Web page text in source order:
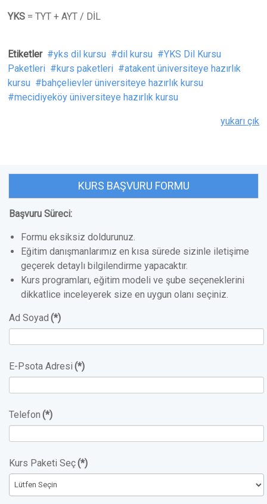
YKS= TYT + AYT / DİL
Etiketler yks dil kursu dil kursu
YKS Dil Kursu
Paketleri
kurs paketleri
atakent üniversiteye hazırlık
kursu
bahçelievler üniversiteye hazırlık kursu
mecidiyeköy üniversiteye hazırlık kursu
yukarı çık
KURS BAŞVURU FORMU
Başvuru Süreci:
Formu eksiksiz doldurunuz.
Eğitim danışmanlarımız en kısa sürede sizinle iletişime
geçerek detaylı bilgilendirme yapacaktır.
Kurs programları, eğitim modeli ve şube seçeneklerini
dikkatlice inceleyerek size en uygun olanı seçiniz.
Ad Soyad (*)
E-Psota Adresi (*)
Telefon (*)
Kurs Paketi Seç(*)